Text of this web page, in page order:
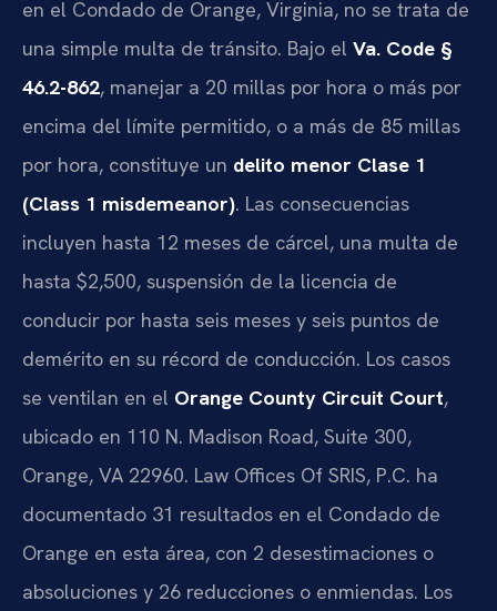
en el Condado de Orange, Virginia, no se trata de
una simple multa de tránsito. Bajo el Va. Code §
46.2-862, manejar a 20 millas por hora o más por
encima del límite permitido, o a más de 85 millas
por hora, constituye un delito menor Clase 1
(Class 1 misdemeanor). Las consecuencias
incluyen hasta 12 meses de cárcel, una multa de
hasta $2,500, suspensión de la licencia de
conducir por hasta seis meses y seis puntos de
demérito en su récord de conducción. Los casos
se ventilan en el Orange County Circuit Court,
ubicado en 110 N. Madison Road, Suite 300,
Orange, VA 22960. Law Offices Of SRIS, P.C. ha
documentado 31 resultados en el Condado de
Orange en esta área, con 2 desestimaciones o
absoluciones y 26 reducciones o enmiendas. Los